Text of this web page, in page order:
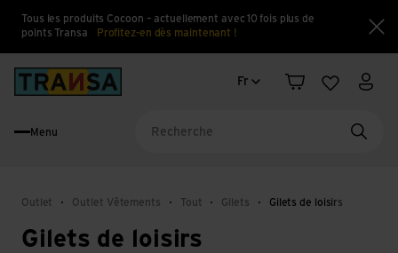
Tous les produits Cocoon – actuellement avec 10 fois plus de
points Transa
Profitez-en dès maintenant !
Changement de langue
Fr
PanierListe Mon
Menu
Outlet Outlet Vêtements Tout Gilets Gilets de loisirs
Gilets de loisirs